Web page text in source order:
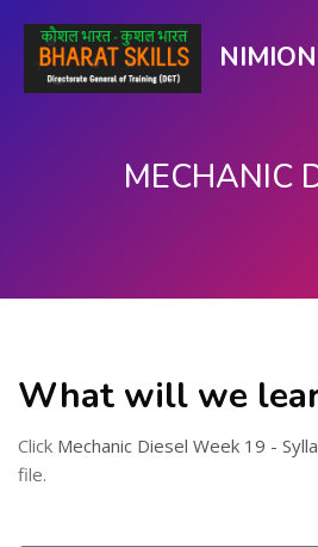
MECHANIC
What will we
Click Mechanic Diesel Week 19 -
file.